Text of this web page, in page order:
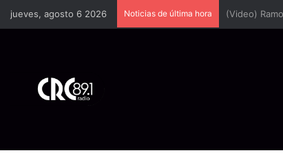
jueves, agosto 6 2026 Noticias de última hora